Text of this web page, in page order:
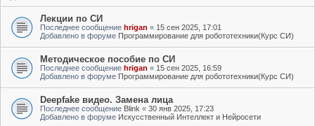
Лекции по СИ
Последнее сообщение hrigan « 15 сен 2025, 17:01
Добавлено в форуме Программирование для робототехники(Курс СИ)
Методическое пособие по СИ
Последнее сообщение hrigan « 15 сен 2025, 16:59
Добавлено в форуме Программирование для робототехники(Курс СИ)
Deepfake видео. Замена лица
Последнее сообщение Blink « 30 янв 2025, 17:23
Добавлено в форуме Искусственный Интеллект и Нейросети